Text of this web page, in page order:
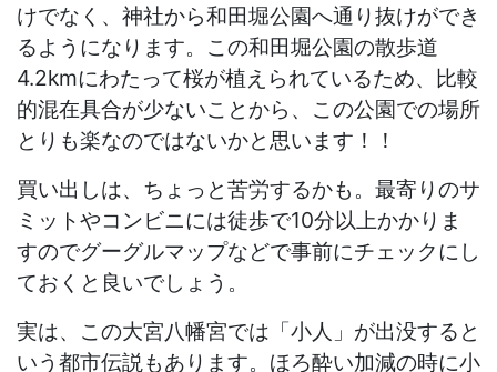
けでなく、神社から和田堀公園へ通り抜けができ
るようになります。この和田堀公園の散歩道
4.2kmにわたって桜が植えられているため、比較
的混在具合が少ないことから、この公園での場所
とりも楽なのではないかと思います！！
買い出しは、ちょっと苦労するかも。最寄りのサ
ミットやコンビニには徒歩で10分以上かかりま
すのでグーグルマップなどで事前にチェックにし
ておくと良いでしょう。
実は、この大宮八幡宮では「小人」が出没すると
いう都市伝説もあります。ほろ酔い加減の時に小